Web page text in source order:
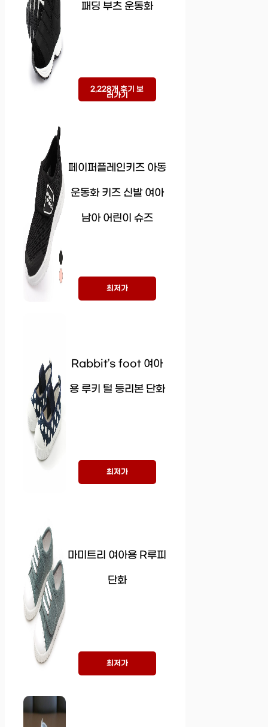
패딩 부츠 운동화
2,228개 후기 보
러가기
페이퍼플레인키즈 아동
운동화 키즈 신발 여아
남아 어린이 슈즈
최저가
Rabbit’s foot 여아
용 루키 털 등리본 단화
최저가
마미트리 여아용 R루피
단화
최저가